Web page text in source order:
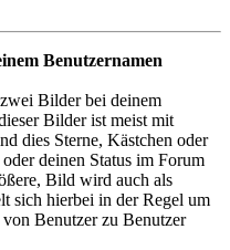
Benutzernamen
Bilder bei deinem
Bilder ist meist mit
dies Sterne, Kästchen oder
deinen Status im Forum
Bild wird auch als
sich hierbei in der Regel um
Benutzer zu Benutzer